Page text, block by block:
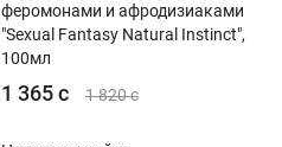
феромонами и афродизиаками
"Sexual Fantasy Natural Instinct",
100мл
1 365 с 1 820 с